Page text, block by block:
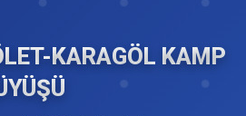
KARAGÖL KAMP